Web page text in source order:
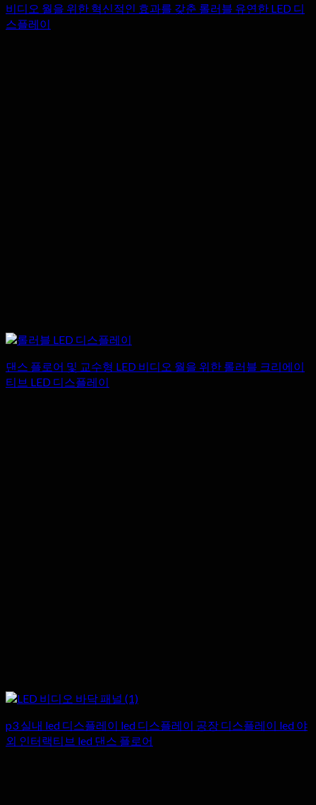
비디오 월을 위한 혁신적인 효과를 갖춘 롤러블 유연한 LED 디
스플레이
댄스 플로어 및 교수형 LED 비디오 월을 위한 롤러블 크리에이
티브 LED 디스플레이
p3 실내 led 디스플레이 led 디스플레이 공장 디스플레이 led 야
외 인터랙티브 led 댄스 플로어